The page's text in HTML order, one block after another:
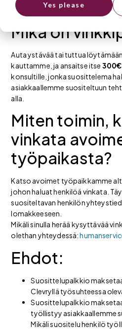
Yes please
Mikä on
Auta ystävää tai tuttua
kauttamme, ja ansaitse itse 300€
konsultille, jonka suosittelema
asiakkaallemme suositeltuun
alla.
Miten toimin,
vinkata
työpaikasta?
Katso avoimet työpaikkamme
johon haluat henkilöä vinkata.
suositeltavan henkilön
lomakkeeseen.
Mikäli sinulla herää kysyttävää
olethan yhteydessä:
Ehdot:
Suosittelupalkkio
Clevryllä työsuhteessa
Suosittelupalkkio
työllistyy asiakkaallemme
Mikäli suositelu henkilö